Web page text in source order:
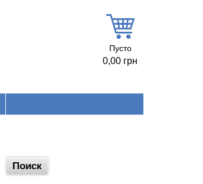
Пусто
0,00 грн